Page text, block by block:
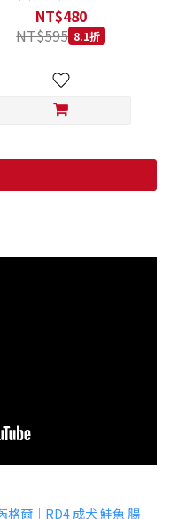
羊肉藍莓 小顆粒 800G
NT$480
NT$595 8.1折